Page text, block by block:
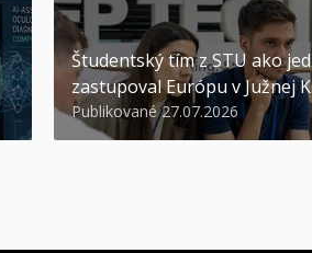
Študentský tím z STU ako
zastupoval Európu v Južnej
Publikované 27.07.2026